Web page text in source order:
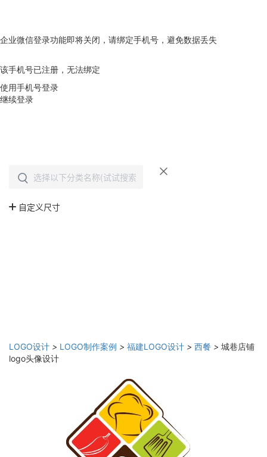
企业微信登录功能即将关闭，请绑定手机号，避免数据丢失
该手机号已注册，无法绑定
使用手机号登录
继续登录
LOGO设计 > LOGO制作案例 > 福建LOGO设计 > 西餐 > 城巷店铺
logo头像设计